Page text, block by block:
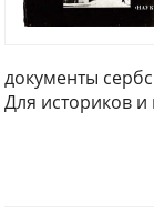
документы
Для историков и